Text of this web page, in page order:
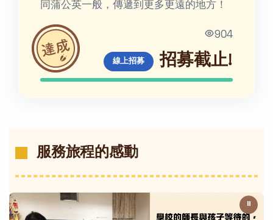
同蒲公英一般，傳遞到更多更遠的地方！
904
線上招募 招募截止!
服務旅程的感動
⏸